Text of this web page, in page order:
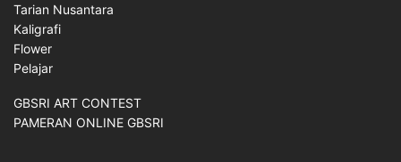
Tarian Nusantara
Kaligrafi
Flower
Pelajar
GBSRI ART CONTEST
PAMERAN ONLINE GBSRI